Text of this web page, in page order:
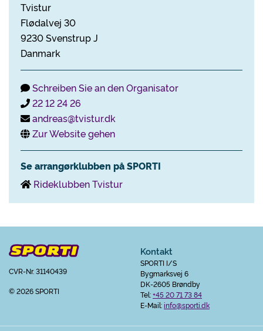
Tvistur
Flødalvej 30
9230 Svenstrup J
Danmark
Schreiben Sie an den Organisator
22 12 24 26
andreas@tvistur.dk
Zur Website gehen
Se arrangørklubben på SPORTI
Rideklubben Tvistur
CVR-Nr. 31140439
© 2026 SPORTI
Kontakt
SPORTI I/S
Bygmarksvej 6
DK-2605 Brøndby
Tel:+45 20 71 73 84
E-Mail:info@sporti.dk